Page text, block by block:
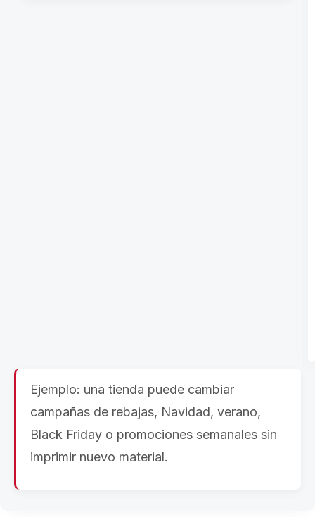
Ejemplo: una tienda puede cambiar
campañas de rebajas, Navidad, verano,
Black Friday o promociones semanales sin
imprimir nuevo material.